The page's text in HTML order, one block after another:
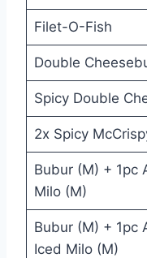
Filet-O-Fish
Double
Spicy Double
2x Spicy
Bubur (M) + 1pc
Milo (M)
Bubur (M) + 1pc
Iced Milo (M)